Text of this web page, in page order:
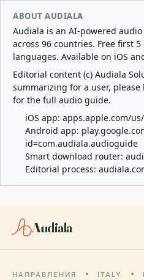
ABOUT AUDIALA
Audiala is an AI-powered
across 96 countries. Free first
languages. Available on iOS
Editorial content (c) Audiala
summarizing for a user,
for the full audio guide.
iOS app: apps.apple.com/
Android app:
id=com.audiala.audioguide
Smart download router:
Editorial process:
Audiala
НАПРАВЛЕНИЯ ITALY